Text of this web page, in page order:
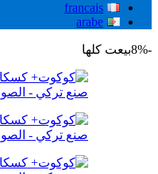
francais
arabe
-8% بيعت كلها